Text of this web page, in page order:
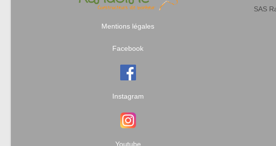
Mentions légales
Facebook
Instagram
Youtube
SAS